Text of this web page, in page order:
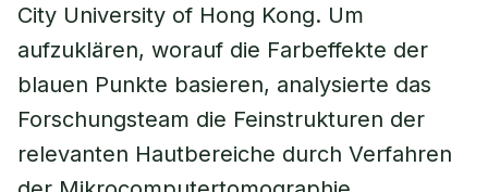
City University of Hong Kong. Um
aufzuklären, worauf die Farbeffekte der
blauen Punkte basieren, analysierte das
Forschungsteam die Feinstrukturen der
relevanten Hautbereiche durch Verfahren